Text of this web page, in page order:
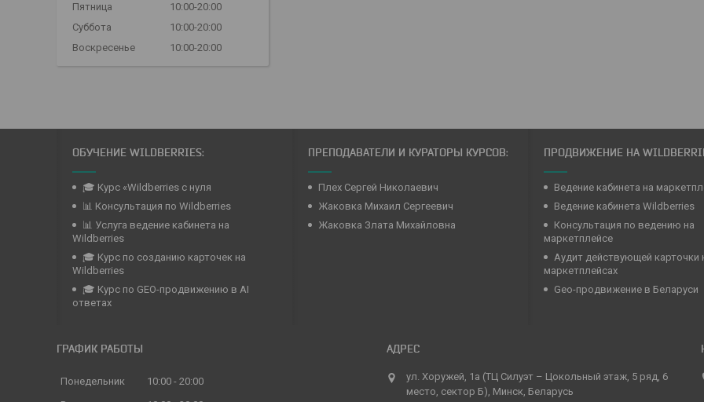
Пятница
10:00-20:00
Суббота
10:00-20:00
Воскресенье
10:00-20:00
ОБУЧЕНИЕ WILDBERRIES:
🎓 Курс «Wildberries с нуля
📊 Консультация по Wildberries
📊 Услуга ведение кабинета на
Wildberries
🎓 Курс по созданию карточек на
Wildberries
🎓 Курс по GEO-продвижению в AI
ответах
ПРЕПОДАВАТЕЛИ И КУРАТОРЫ КУРСОВ:
Плех Сергей Николаевич
Жаковка Михаил Сергеевич
Жаковка Злата Михайловна
ПРОДВИЖЕНИЕ НА
Ведение кабинета на
Ведение кабинета Wildberries
Консультация по ведению на
маркетплейсе
Аудит действующей карточки
маркетплейсах
Geo-продвижение в Беларуси
ГРАФИК РАБОТЫ
Понедельник 10:00
20:00
ул. Хоружей, 1а (ТЦ Силуэт – Цокольный этаж, 5 ряд, 6
место, сектор Б), Минск, Беларусь